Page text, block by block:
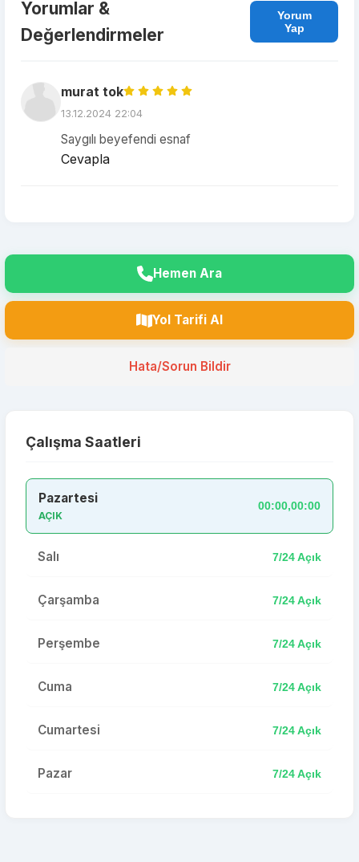
Yorumlar &
Değerlendirmeler
Yorum
Yap
murat tok
13.12.2024 22:04
Saygılı beyefendi esnaf
Cevapla
Hemen Ara
Yol Tarifi Al
Hata/Sorun Bildir
Çalışma Saatleri
Pazartesi
AÇIK
00:00,00:00
Salı 7/24 Açık
Çarşamba 7/24 Açık
Perşembe 7/24 Açık
Cuma 7/24 Açık
Cumartesi 7/24 Açık
Pazar 7/24 Açık